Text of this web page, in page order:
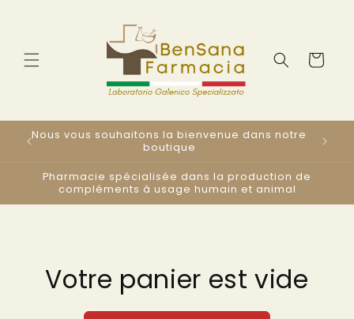
Panier
Nous vous souhaitons la bienvenue dans notre
boutique
Pharmacie spécialisée dans la production de
compléments à usage humain et animal
Votre panier est vide